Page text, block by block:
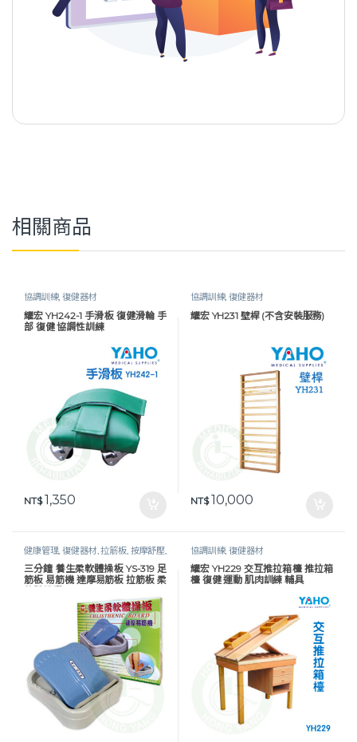
相關商品
協調訓練,復健器材
耀宏 YH242-1 手滑板 復健滑輪 手
部 復健 協調性訓練
NT$1,350
協調訓練,復健器材
耀宏 YH231 壁桿 (不含安裝服務)
NT$10,000
健康管理,復健器材,拉筋板, 按摩舒壓,
瑜伽運動,生活保健
三分鐘 養生柔軟體操板 YS-319 足
筋板 易筋機 達摩易筋板 拉筋板 柔
協調訓練,復健器材
耀宏 YH229 交互推拉箱檯 推拉箱
檯 復健 運動 肌肉訓練 輔具